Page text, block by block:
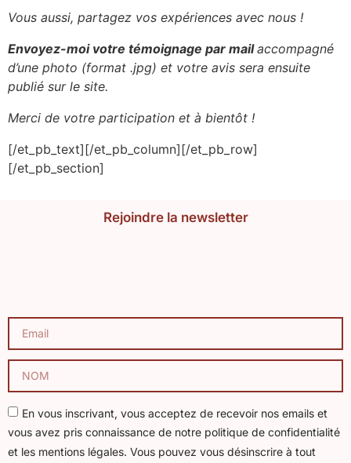
Vous aussi, partagez vos expériences avec nous !
Envoyez-moi votre témoignage par mailaccompagné
d’une photo (format .jpg) et votre avis sera ensuite
publié sur le site.
Merci de votre participation et à bientôt !
[/et_pb_text][/et_pb_column][/et_pb_row]
[/et_pb_section]
Rejoindre la newsletter
En vous inscrivant, vous acceptez de recevoir nos emails et
vous avez pris connaissance de notre politique de confidentialité
et les mentions légales. Vous pouvez vous désinscrire à tout